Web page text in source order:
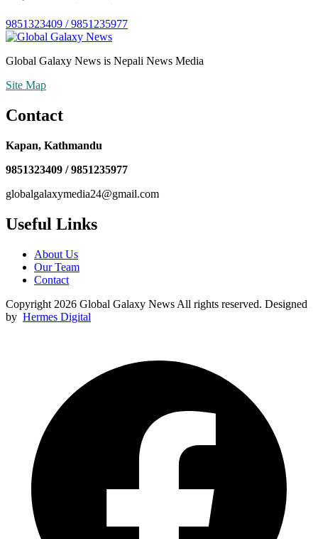
9851323409 / 9851235977
Global Galaxy News is Nepali News Media
Site Map
Contact
Kapan, Kathmandu
9851323409 / 9851235977
globalgalaxymedia24@gmail.com
Useful Links
About Us
Our Team
Contact
Copyright 2026 Global Galaxy News All rights reserved. Designed
by Hermes Digital